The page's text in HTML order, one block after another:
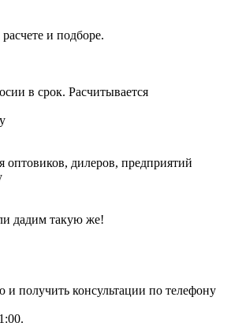
и подборе.
в срок. Расчитывается
дилеров, предприятий
дадим такую же!
и получить консультации по телефону